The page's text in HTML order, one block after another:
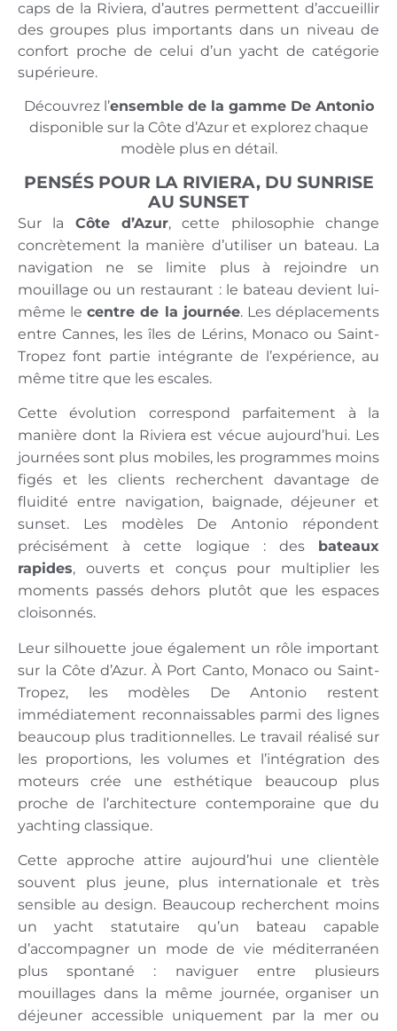
caps de la Riviera, d’autres permettent d’accueillir
des groupes plus importants dans un niveau de
confort proche de celui d’un yacht de catégorie
supérieure.
Découvrez l’ensemble de la gamme De Antonio
disponible sur la Côte d’Azur et explorez chaque
modèle plus en détail.
PENSÉS POUR LA RIVIERA, DU SUNRISE
AU SUNSET
Sur la Côte d’Azur, cette philosophie change
concrètement la manière d’utiliser un bateau. La
navigation ne se limite plus à rejoindre un
mouillage ou un restaurant : le bateau devient lui-
même lecentre de la journée. Les déplacements
entre Cannes, les îles de Lérins, Monaco ou Saint-
Tropez font partie intégrante de l’expérience, au
même titre que les escales.
Cette évolution correspond parfaitement à la
manière dont la Riviera est vécue aujourd’hui. Les
journées sont plus mobiles, les programmes moins
figés et les clients recherchent davantage de
fluidité entre navigation, baignade, déjeuner et
sunset. Les modèles De Antonio répondent
précisément à cette logique : des
bateaux
rapides, ouverts et conçus pour multiplier les
moments passés dehors plutôt que les espaces
cloisonnés.
Leur silhouette joue également un rôle important
sur la Côte d’Azur. À Port Canto, Monaco ou Saint-
Tropez, les modèles De Antonio restent
immédiatement reconnaissables parmi des lignes
beaucoup plus traditionnelles. Le travail réalisé sur
les proportions, les volumes et l’intégration des
moteurs crée une esthétique beaucoup plus
proche de l’architecture contemporaine que du
yachting classique.
Cette approche attire aujourd’hui une clientèle
souvent plus jeune, plus internationale et très
sensible au design. Beaucoup recherchent moins
un yacht statutaire qu’un bateau capable
d’accompagner un mode de vie méditerranéen
plus spontané : naviguer entre plusieurs
mouillages dans la même journée, organiser un
déjeuner accessible uniquement par la mer ou